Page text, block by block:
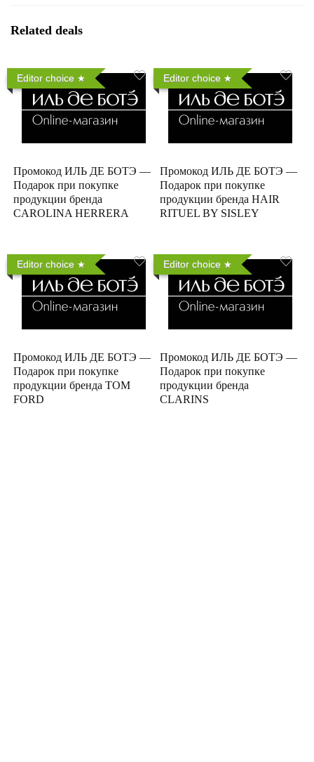
Related deals
Editor choice
Промокод ИЛЬ ДЕ БОТЭ —
Подарок при покупке
продукции бренда
CAROLINA HERRERA
Editor choice
Промокод ИЛЬ ДЕ БОТЭ —
Подарок при покупке
продукции бренда HAIR
RITUEL BY SISLEY
Editor choice
Промокод ИЛЬ ДЕ БОТЭ —
Подарок при покупке
продукции бренда TOM
FORD
Editor choice
Промокод ИЛЬ ДЕ БОТЭ —
Подарок при покупке
продукции бренда
CLARINS